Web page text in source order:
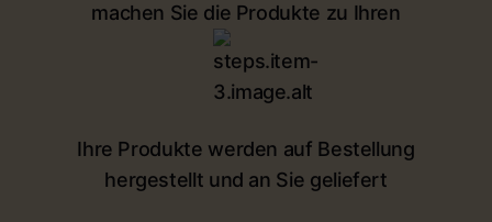
machen Sie die Produkte zu Ihren
Ihre Produkte werden auf Bestellung
hergestellt und an Sie geliefert